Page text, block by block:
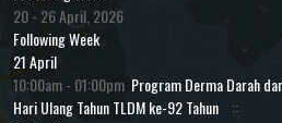
20 - 26 April, 2026
Following Week
21 April
10:00am - 01:00pm Program Derma Darah
Hari Ulang Tahun TLDM ke-92 Tahun
::